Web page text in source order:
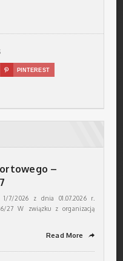
 PINTEREST
–
1/7/2026 z dnia 01.07.2026 r.
27 W związku z organizacją
Read More ➦